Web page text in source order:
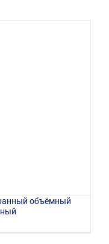
объёмный